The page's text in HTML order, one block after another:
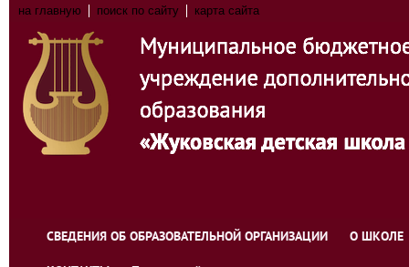
на главную поиск по сайту карта сайта
СВЕДЕНИЯ ОБ ОБРАЗОВАТЕЛЬНОЙ ОРГАНИЗАЦИИ О ШКОЛЕ